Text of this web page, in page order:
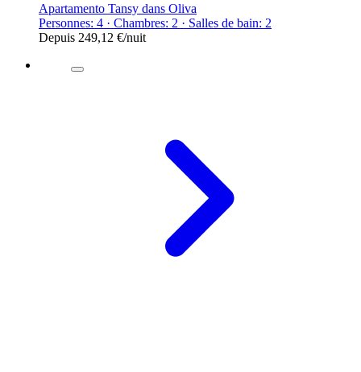
Apartamento Tansy dans Oliva
Personnes: 4 · Chambres: 2 · Salles de bain: 2
Depuis 249,12 €/nuit